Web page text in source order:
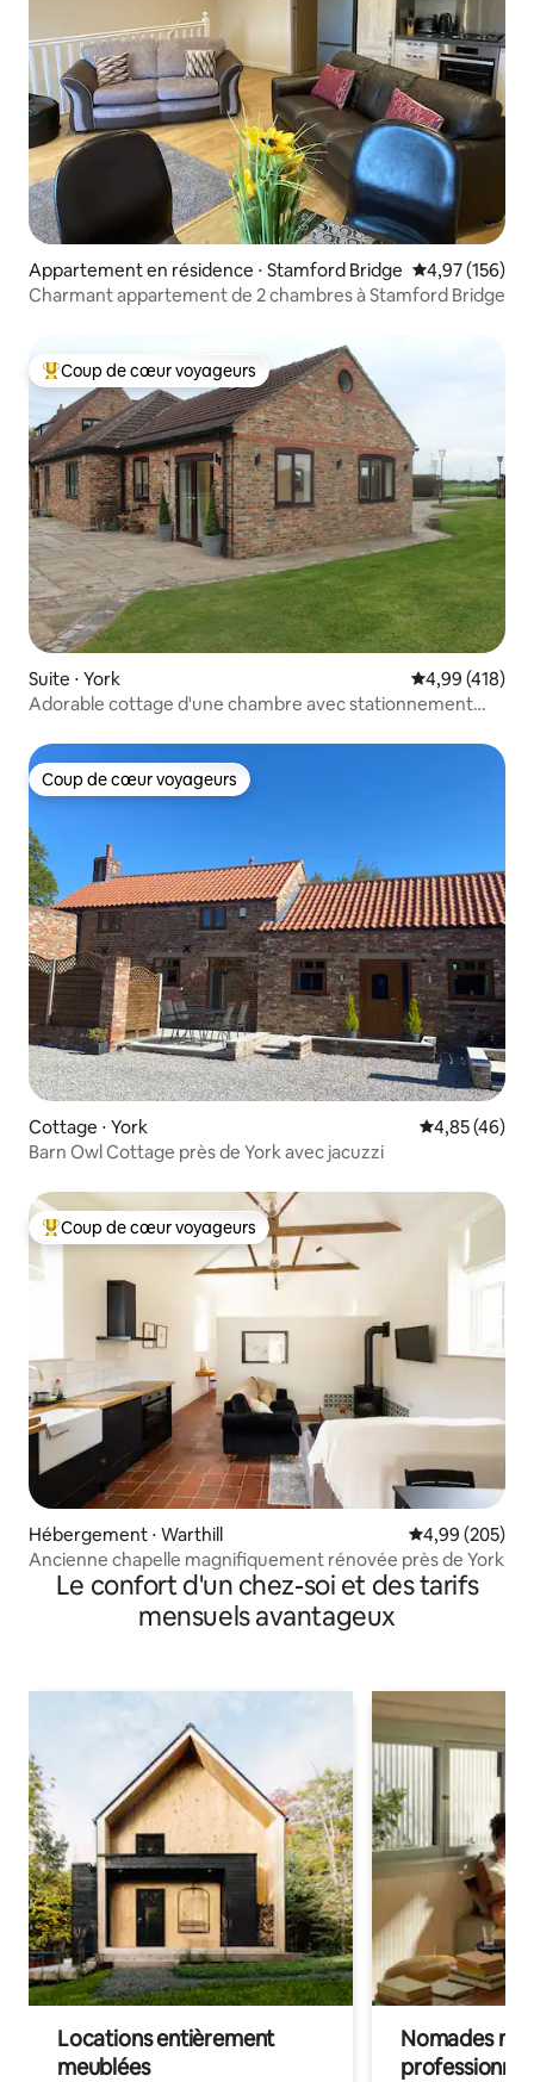
Appartement en résidence ⋅ Stamford Bridge Évaluation
4,97 (156)
Charmant appartement de 2 chambres à Stamford Bridge
Coups de cœur voyageurs les plus appréciés
Coup de cœur voyageurs
Suite ⋅ York Évaluation
4,99 (418)
Adorable cottage d'une chambre avec stationnement
Coup de cœur voyageurs
Coup de cœur voyageurs
Cottage ⋅ York Évaluation
4,85 (46)
Barn Owl Cottage près de York avec jacuzzi
Coups de cœur voyageurs les plus appréciés
Coup de cœur voyageurs
Hébergement ⋅ Warthill Évaluation
4,99 (205)
Ancienne chapelle magnifiquement rénovée près de York
Le confort d'un chez-soi et des tarifs
mensuels avantageux
Locations entièrement
meublées
Nomades